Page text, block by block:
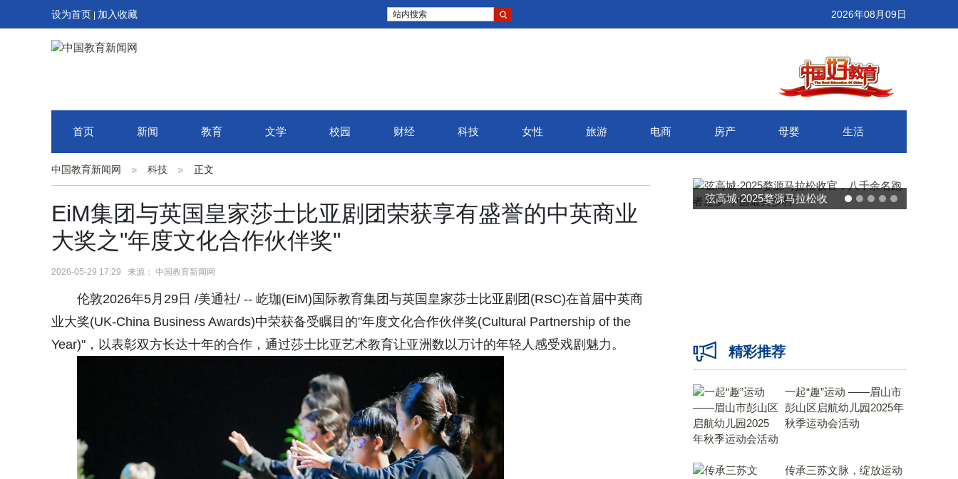
设为首页 加入收藏 站内搜索 2026年08月09日
首页 新闻 教育 文学 校园 财经 科技 女性 旅游 电商 房产 母婴 生活
中国教育新闻网 科技 正文
EiM集团与英国皇家莎士比亚剧团荣获享有盛誉的中英商业
大奖之"年度文化合作伙伴奖"
2026-05-29 17:29 来源： 中国教育新闻网
伦敦2026年5月29日 /美通社/ -- 屹珈(EiM)国际教育集团与英国皇家莎士比亚剧团(RSC)在首届中英商
业大奖(UK-China Business Awards)中荣获备受瞩目的"年度文化合作伙伴奖(Cultural Partnership of the
Year)"，以表彰双方长达十年的合作，通过莎士比亚艺术教育让亚洲数以万计的年轻人感受戏剧魅力。
弦高城·2025婺源马拉松收
精彩推荐
一起“趣”运动 ——眉山市
彭山区启航幼儿园2025年
秋季运动会活动
传承三苏文脉，绽放运动